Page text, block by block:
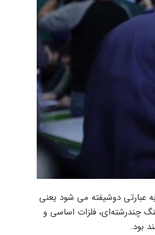
به عبارتی دوشیفته می شود یعنی
چندرشته‌ای، فلزات اساسی و
بود.